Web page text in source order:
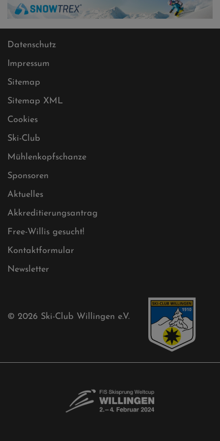
Datenschutz
Impressum
Sitemap
Sitemap XML
Cookies
Ski-Club
Mühlenkopfschanze
Sponsoren
Aktuelles
Akkreditierungsantrag
Free-Willis gesucht!
Kontaktformular
Newsletter
© 2026 Ski-Club Willingen e.V.